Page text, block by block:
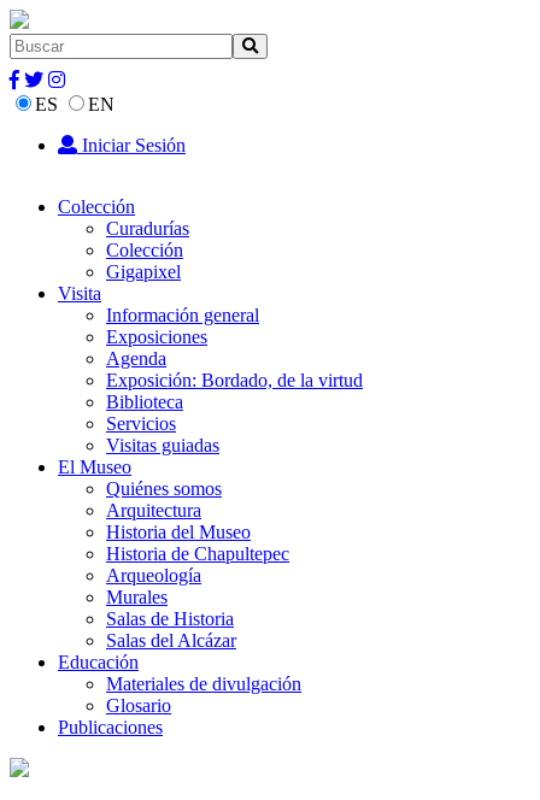
ES
EN
Iniciar Sesión
Colección
Curadurías
Colección
Gigapixel
Visita
Información general
Exposiciones
Agenda
Exposición: Bordado, de la virtud
Biblioteca
Servicios
Visitas guiadas
El Museo
Quiénes somos
Arquitectura
Historia del Museo
Historia de Chapultepec
Arqueología
Murales
Salas de Historia
Salas del Alcázar
Educación
Materiales de divulgación
Glosario
Publicaciones